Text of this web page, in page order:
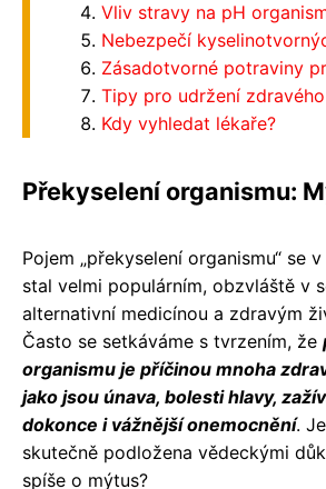
Vliv stravy na pH
Nebezpečí
Zásadotvorné potraviny
Tipy pro udržení
Kdy vyhledat lékaře?
Překyselení organismu:
Pojem „překyselení organismu“ se
stal velmi populárním, obzvláště v
alternativní medicínou a zdravým
Často se setkáváme s tvrzením, že
organismu je příčinou mnoha
jako jsou únava, bolesti hlavy,
dokonce i vážnější onemocnění.
skutečně podložena vědeckými
spíše o mýtus?